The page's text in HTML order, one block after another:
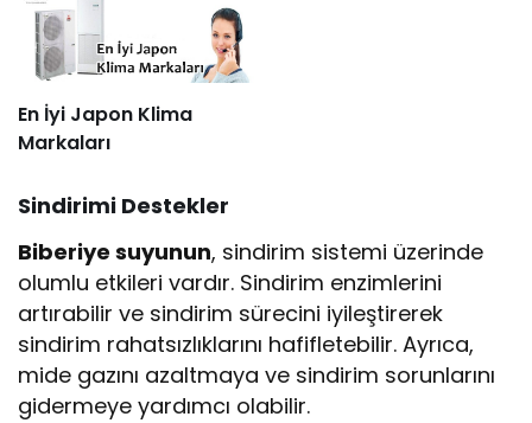
En İyi Japon Klima
Markaları
Sindirimi Destekler
Biberiye suyunun, sindirim sistemi üzerinde
olumlu etkileri vardır. Sindirim enzimlerini
artırabilir ve sindirim sürecini iyileştirerek
sindirim rahatsızlıklarını hafifletebilir. Ayrıca,
mide gazını azaltmaya ve sindirim sorunlarını
gidermeye yardımcı olabilir.